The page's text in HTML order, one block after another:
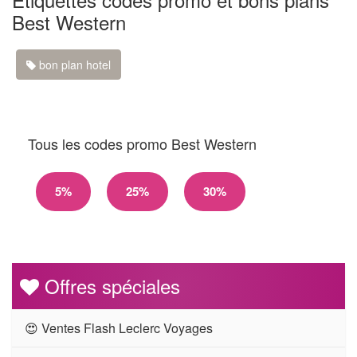
Best Western
bon plan hotel
Tous les codes promo Best Western
5% 25% 30%
Offres spéciales
😍 Ventes Flash Leclerc Voyages